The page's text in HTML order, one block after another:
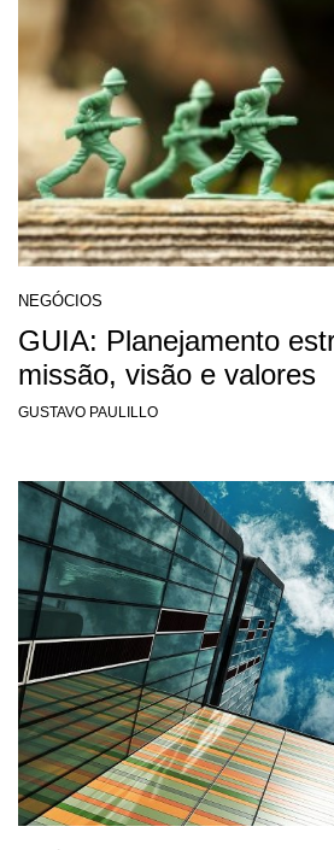
NEGÓCIOS
GUIA: Planejamento
missão, visão e valores
GUSTAVO PAULILLO